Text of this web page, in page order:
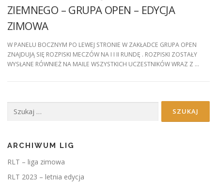
ZIEMNEGO – GRUPA OPEN – EDYCJA
ZIMOWA
W PANELU BOCZNYM PO LEWEJ STRONIE W ZAKŁADCE GRUPA OPEN
ZNAJDUJĄ SIĘ ROZPISKI MECZÓW NA I I II RUNDĘ . ROZPISKI ZOSTAŁY
WYSŁANE RÓWNIEŻ NA MAILE WSZYSTKICH UCZESTNIKÓW WRAZ Z …
ARCHIWUM LIG
RLT – liga zimowa
RLT 2023 – letnia edycja